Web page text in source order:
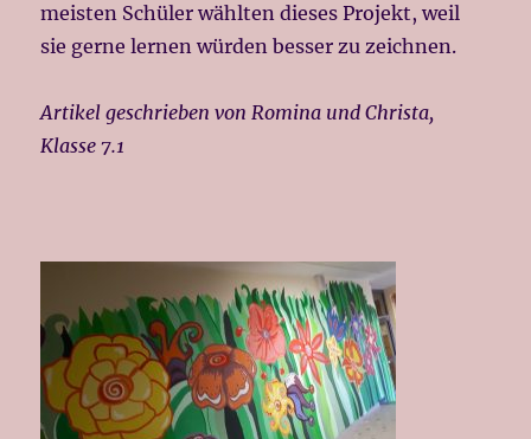
meisten Schüler wählten dieses Projekt, weil
sie gerne lernen würden besser zu zeichnen.
Artikel geschrieben von Romina und Christa,
Klasse 7.1